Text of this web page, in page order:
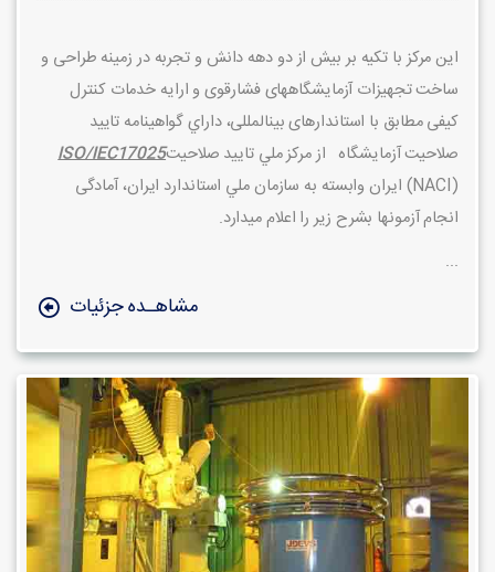
این مرکز با تکیه بر بیش از دو دهه دانش و تجربه در زمینه طراحی و
ساخت تجهیزات آزمایشگاه­های فشارقوی و ارایه خدمات کنترل
کیفی مطابق با استاندارهای بین­المللی، داراي گواهينامه تایید
صلاحیت آزمایشگاه
ISO/IEC17025از مركز ملي تاييد صلاحيت
ايران (NACI)
وابسته به سازمان ملي استاندارد ايران، آمادگی
انجام آزمون­ها بشرح زیر را اعلام می­دارد.
...
مشاهـده جزئیات